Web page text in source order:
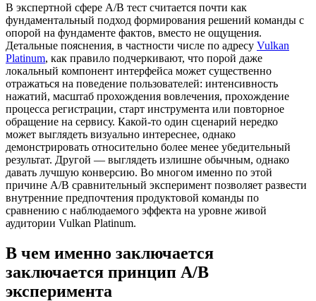
В экспертной сфере A/B тест считается почти как
фундаментальный подход формирования решений команды с
опорой на фундаменте фактов, вместо не ощущения.
Детальные пояснения, в частности числе по адресу Vulkan
Platinum, как правило подчеркивают, что порой даже
локальный компонент интерфейса может существенно
отражаться на поведение пользователей: интенсивность
нажатий, масштаб прохождения вовлечения, прохождение
процесса регистрации, старт инструмента или повторное
обращение на сервису. Какой-то один сценарий нередко
может выглядеть визуально интереснее, однако
демонстрировать относительно более менее убедительный
результат. Другой — выглядеть излишне обычным, однако
давать лучшую конверсию. Во многом именно по этой
причине A/B сравнительный эксперимент позволяет развести
внутренние предпочтения продуктовой команды по
сравнению с наблюдаемого эффекта на уровне живой
аудитории Vulkan Platinum.
В чем именно заключается
заключается принцип A/B
эксперимента